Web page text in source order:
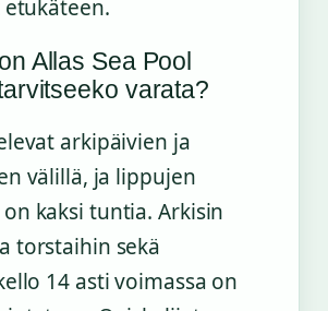
Allas Sea Pool
varata?
arkipäivien ja
välillä, ja lippujen
kaksi tuntia. Arkisin
torstaihin sekä
14 asti voimassa on